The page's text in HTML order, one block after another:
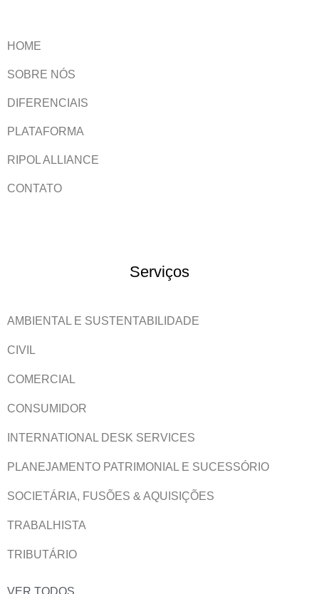
HOME
SOBRE NÓS
DIFERENCIAIS
PLATAFORMA
RIPOL ALLIANCE
CONTATO
Serviços
AMBIENTAL E SUSTENTABILIDADE
CIVIL
COMERCIAL
CONSUMIDOR
INTERNATIONAL DESK SERVICES
PLANEJAMENTO PATRIMONIAL E SUCESSÓRIO
SOCIETÁRIA, FUSÕES & AQUISIÇÕES
TRABALHISTA
TRIBUTÁRIO
VER TODOS